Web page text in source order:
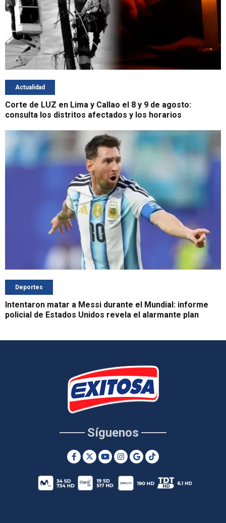
Actualidad
Corte de LUZ en Lima y Callao el 8 y 9 de agosto:
consulta los distritos afectados y los horarios
Deportes
Intentaron matar a Messi durante el Mundial: informe
policial de Estados Unidos revela el alarmante plan
Síguenos